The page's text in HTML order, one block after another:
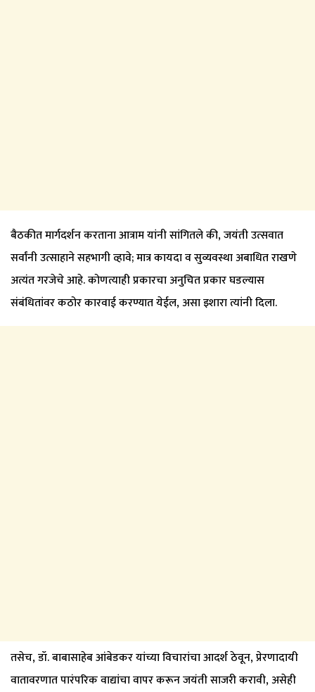
बैठकीत मार्गदर्शन करताना आत्राम यांनी सांगितले की, जयंती उत्सवात
सर्वांनी उत्साहाने सहभागी व्हावे; मात्र कायदा व सुव्यवस्था अबाधित राखणे
अत्यंत गरजेचे आहे. कोणत्याही प्रकारचा अनुचित प्रकार घडल्यास
संबंधितांवर कठोर कारवाई करण्यात येईल, असा इशारा त्यांनी दिला.
तसेच, डॉ. बाबासाहेब आंबेडकर यांच्या विचारांचा आदर्श ठेवून, प्रेरणादायी
वातावरणात पारंपरिक वाद्यांचा वापर करून जयंती साजरी करावी, असेही